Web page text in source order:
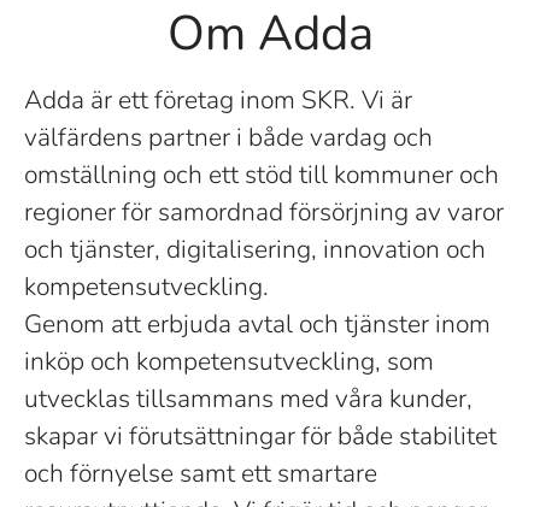
Om Adda
Adda är ett företag inom SKR. Vi är
välfärdens partner i både vardag och
omställning och ett stöd till kommuner och
regioner för samordnad försörjning av varor
och tjänster, digitalisering, innovation och
kompetensutveckling.
Genom att erbjuda avtal och tjänster inom
inköp och kompetensutveckling, som
utvecklas tillsammans med våra kunder,
skapar vi förutsättningar för både stabilitet
och förnyelse samt ett smartare